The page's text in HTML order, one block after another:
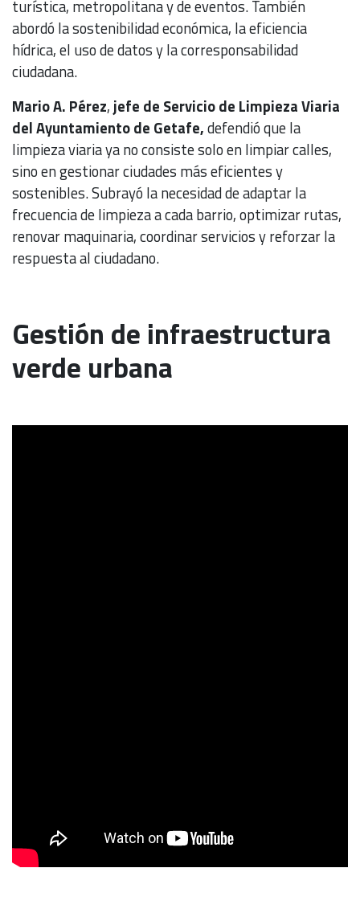
turística, metropolitana y de eventos. También
abordó la sostenibilidad económica, la eficiencia
hídrica, el uso de datos y la corresponsabilidad
ciudadana.
Mario A. Pérez,jefe de Servicio de Limpieza Viaria
del Ayuntamiento de Getafe,defendió que la
limpieza viaria ya no consiste solo en limpiar calles,
sino en gestionar ciudades más eficientes y
sostenibles. Subrayó la necesidad de adaptar la
frecuencia de limpieza a cada barrio, optimizar rutas,
renovar maquinaria, coordinar servicios y reforzar la
respuesta al ciudadano.
Gestión de infraestructura
verde urbana